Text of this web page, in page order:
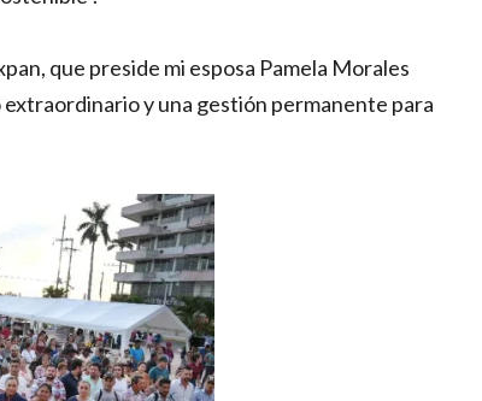
que preside mi esposa Pamela Morales
y una gestión permanente para